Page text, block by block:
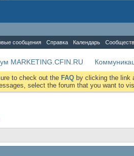
сообщения Справка Календарь
MARKETING.CFIN.RU
to check out the FAQ by clicking the link
select the forum that you want to